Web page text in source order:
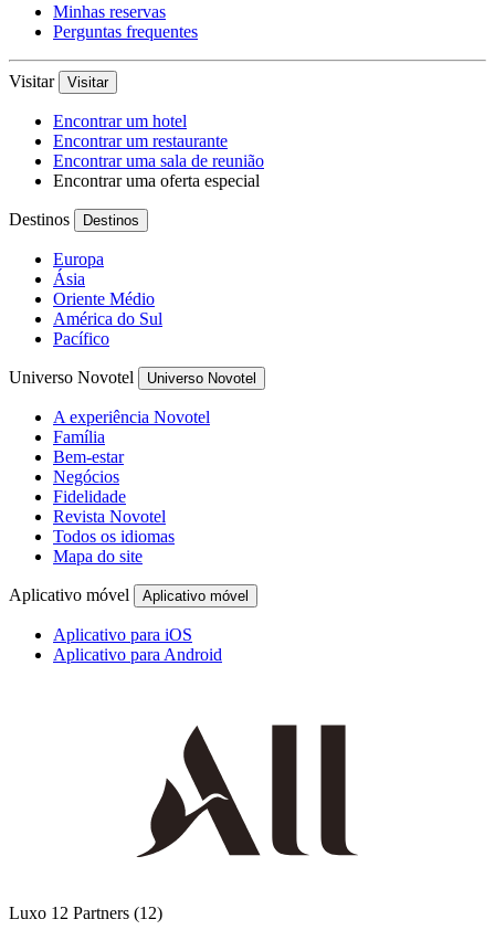
Minhas reservas
Perguntas frequentes
Visitar Visitar
Encontrar um hotel
Encontrar um restaurante
Encontrar uma sala de reunião
Encontrar uma oferta especial
Destinos Destinos
Europa
Ásia
Oriente Médio
América do Sul
Pacífico
Universo Novotel Universo Novotel
A experiência Novotel
Família
Bem-estar
Negócios
Fidelidade
Revista Novotel
Todos os idiomas
Mapa do site
Aplicativo móvel Aplicativo móvel
Aplicativo para iOS
Aplicativo para Android
Luxo 12 Partners (12)